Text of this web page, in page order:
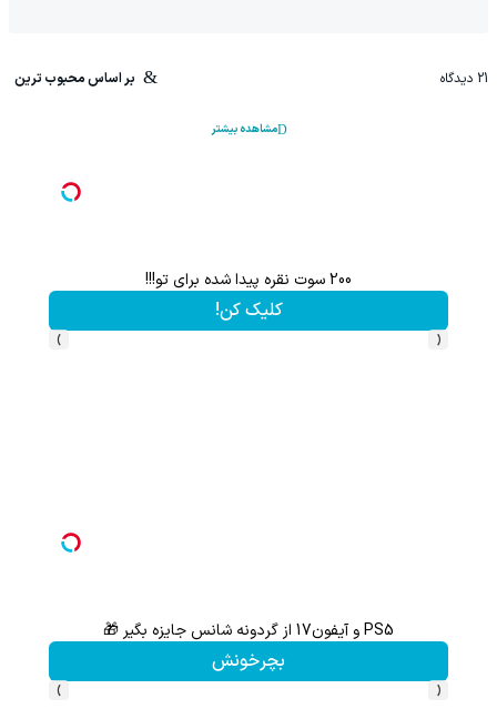
21 دیدگاه بر اساس محبوب ترین
مشاهده بیشتر
200 سوت نقره پیدا شده برای تو!!!
کلیک کن!
‹
›
PS5 و آیفون17 از گردونه شانس جایزه بگیر 🎁
بچرخونش
‹
›